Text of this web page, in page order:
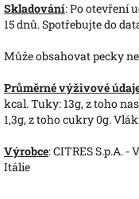
Skladování: Po otevření
15 dnů. Spotřebujte do
Může obsahovat pecky
Průměrné výživové
kcal. Tuky: 13g, z toho
1,3g, z toho cukry 0g.
Výrobce: CITRES S.p.A. -
Itálie